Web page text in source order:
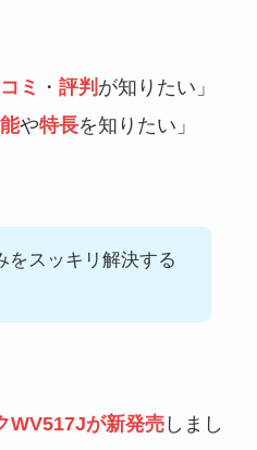
ミ ・ 評判 が知りたい」
や特長を知りたい」
をスッキリ解決する
WV517Jが新発売しまし